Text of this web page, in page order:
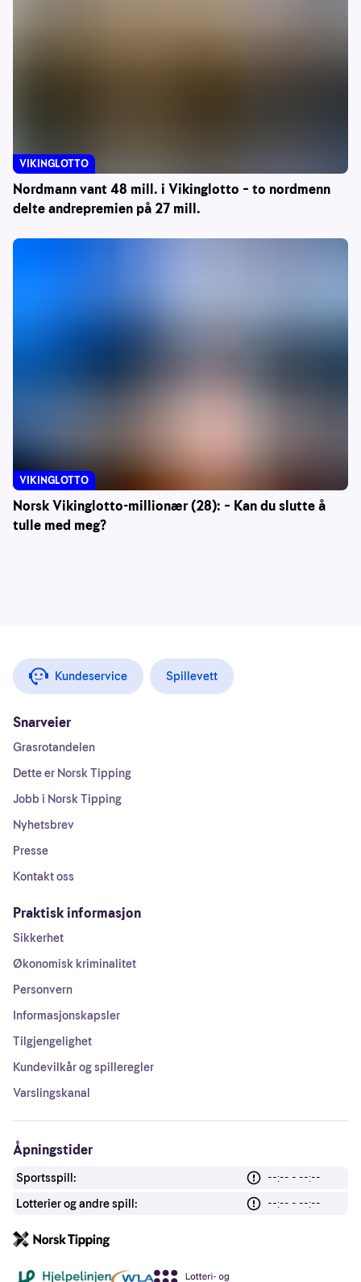
Nordmann vant 48 mill. i Vikinglotto – to nordmenn
delte andrepremien på 27 mill.
VIKINGLOTTO
Norsk Vikinglotto-millionær (28): – Kan du slutte å
tulle med meg?
VIKINGLOTTO
Kundeservice Spillevett
Snarveier
Grasrotandelen
Dette er Norsk Tipping
Jobb i Norsk Tipping
Nyhetsbrev
Presse
Kontakt oss
Praktisk informasjon
Sikkerhet
Økonomisk kriminalitet
Personvern
Informasjonskapsler
Tilgjengelighet
Kundevilkår og spilleregler
Varslingskanal
Åpningstider
Sportsspill:
--:-- - --:--
Lotterier og andre spill:
--:-- - --:--
Andre lenker